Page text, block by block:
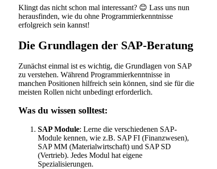
Klingt das nicht schon mal interessant? 😊 Lass uns nun
herausfinden, wie du ohne Programmierkenntnisse
erfolgreich sein kannst!
Die Grundlagen der SAP-Beratung
Zunächst einmal ist es wichtig, die Grundlagen von SAP
zu verstehen. Während Programmierkenntnisse in
manchen Positionen hilfreich sein können, sind sie für die
meisten Rollen nicht unbedingt erforderlich.
Was du wissen solltest:
SAP Module: Lerne die verschiedenen SAP-
Module kennen, wie z.B. SAP FI (Finanzwesen),
SAP MM (Materialwirtschaft) und SAP SD
(Vertrieb). Jedes Modul hat eigene
Spezialisierungen.